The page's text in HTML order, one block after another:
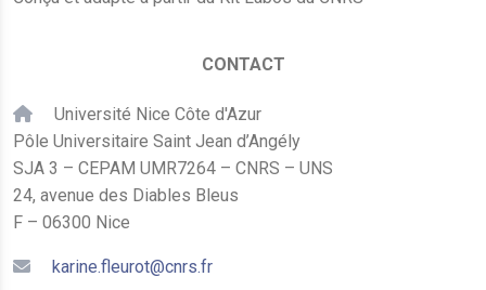
CONTACT
Université Nice Côte d'Azur
Pôle Universitaire Saint Jean d’Angély
SJA 3 – CEPAM UMR7264 – CNRS – UNS
24, avenue des Diables Bleus
F – 06300 Nice
karine.fleurot@cnrs.fr